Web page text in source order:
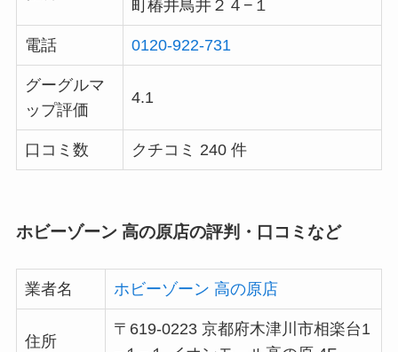
町椿井鳥井２４−１
電話 0120-922-731
グーグルマ
ップ評価
4.1
口コミ数 クチコミ 240 件
ホビーゾーン 高の原店の評判・口コミなど
業者名 ホビーゾーン 高の原店
住所
〒619-0223 京都府木津川市相楽台1